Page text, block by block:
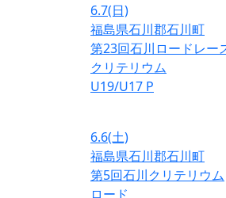
6.7(日)
福島県石川郡石川町
第23回石川ロードレー
クリテリウム
U19/U17 P
6.6(土)
福島県石川郡石川町
第5回石川クリテリウム
ロード